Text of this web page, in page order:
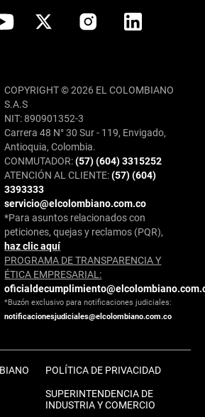
COPYRIGHT © 2026 EL COLOMBIANO
S.A.S
NIT: 890901352-3
Carrera 48 N° 30 Sur - 119, Envigado,
Antioquia, Colombia.
CONMUTADOR:(57) (604) 3315252
ATENCIÓN AL CLIENTE:(57) (604)
3393333
servicio@elcolombiano.com.co
*Para asuntos relacionados con
peticiones, quejas y reclamos (PQR),
haz clic aquí
PROGRAMA DE TRANSPARENCIA Y
ÉTICA EMPRESARIAL:
*Buzón exclusivo para notificaciones judiciales:
notificacionesjudiciales@elcolombiano.com.co
POLÍTICA DE PRIVACIDAD
SUPERINTENDENCIA DE
INDUSTRIA Y COMERCIO